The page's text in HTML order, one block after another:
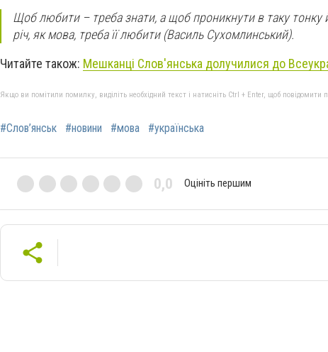
Щоб любити – треба знати, а щоб проникнути в таку тонку
річ, як мова, треба її любити (Василь Сухомлинський).
Читайте також: Мешканці Слов'янська долучилися до
Якщо ви помітили помилку, виділіть необхідний текст і натисніть Ctrl + Enter, щоб повідомити
#Слов’янськ #новини #мова #українська
0,0 Оцініть першим